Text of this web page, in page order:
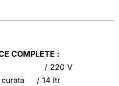
COMPLETE :
/ 220 V
curata / 14 ltr